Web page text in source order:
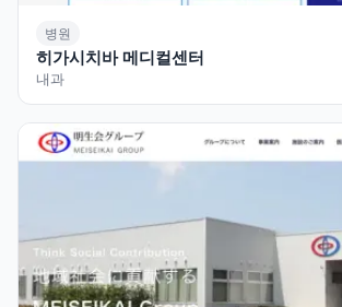
병원
히가시치바 메디컬센터
내과